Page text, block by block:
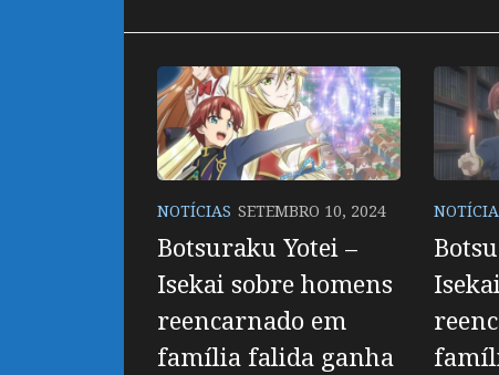
NOTÍCIAS SETEMBRO 10, 2024
Botsuraku Yotei –
Isekai sobre homens
reencarnado em
família falida ganha